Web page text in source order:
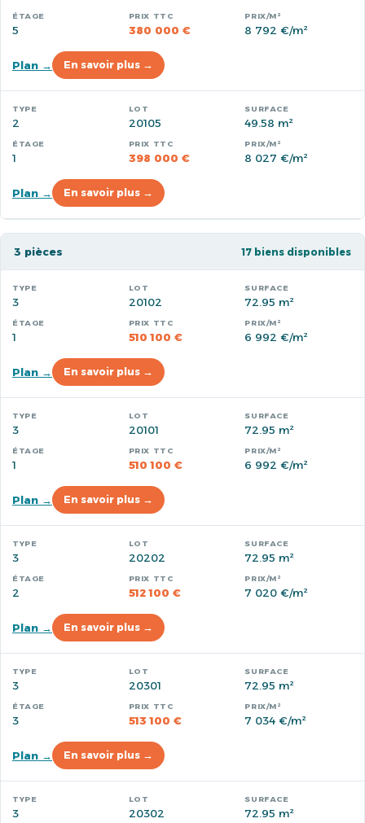
5 380 000 € 8 792 €/m²
Plan → En savoir plus →
2 20105 49.58 m²
1 398 000 € 8 027 €/m²
Plan → En savoir plus →
3 pièces 17 biens disponibles
3 20102 72.95 m²
1 510 100 € 6 992 €/m²
Plan → En savoir plus →
3 20101 72.95 m²
1 510 100 € 6 992 €/m²
Plan → En savoir plus →
3 20202 72.95 m²
2 512 100 € 7 020 €/m²
Plan → En savoir plus →
3 20301 72.95 m²
3 513 100 € 7 034 €/m²
Plan → En savoir plus →
3 20302 72.95 m²